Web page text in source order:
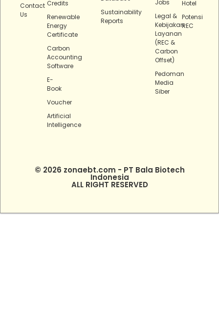
Contact
Us
Credits
Renewable
Energy
Certificate
Carbon
Accounting
Software
E-
Book
Voucher
Artificial
Intelligence
Sustainability
Reports
Jobs
Legal &
Kebijakan
Layanan
(REC &
Carbon
Offset)
Pedoman
Media
Siber
Hotel
Potensi
REC
© 2026 zonaebt.com - PT Bala Biotech
Indonesia
ALL RIGHT RESERVED